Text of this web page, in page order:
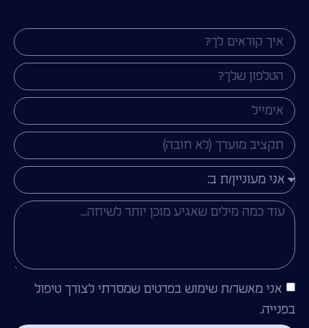
אני מאשר/ת שימוש בפרטים שמסרתי לצורך טיפול
בפנייה.